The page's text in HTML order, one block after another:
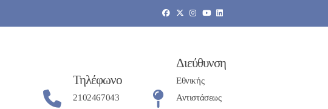
Τηλέφωνο
2102467043
Διεύθυνση
Εθνικής
Αντιστάσεως